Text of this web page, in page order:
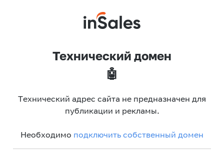
Технический домен
🤖
Технический адрес сайта не предназначен для
публикации и рекламы.
Необходимо подключить собственный домен